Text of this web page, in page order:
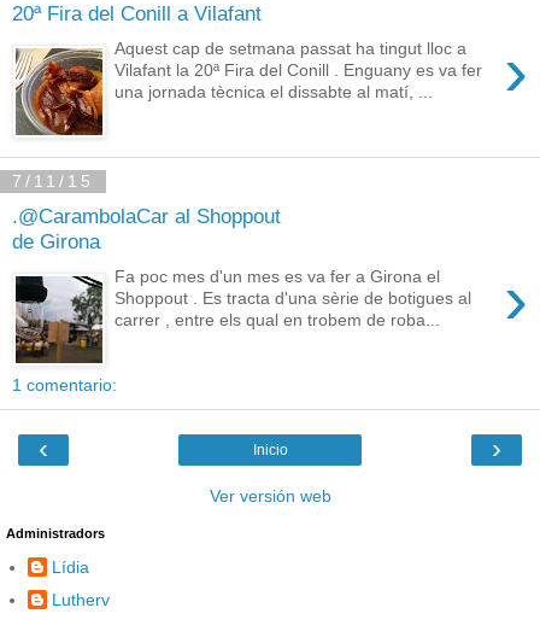
20ª Fira del Conill a Vilafant
›
Aquest cap de setmana passat ha tingut lloc a
Vilafant la 20ª Fira del Conill . Enguany es va fer
una jornada tècnica el dissabte al matí, ...
7/11/15
.@CarambolaCar al Shoppout
de Girona
›
Fa poc mes d'un mes es va fer a Girona el
Shoppout . Es tracta d'una sèrie de botigues al
carrer , entre els qual en trobem de roba...
1 comentario:
‹ ›
Inicio
Ver versión web
Administradors
Lídia
Lutherv